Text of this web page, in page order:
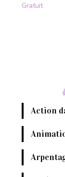
Gratuit
Action